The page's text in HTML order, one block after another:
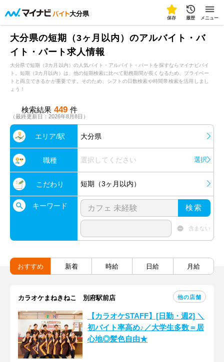
大分県
保存 履歴 メニュー
大分県の短期（3ヶ月以内）のアルバイト・バ
イト・パート求人情報
大分県で短期（3カ月以内）の人気バイト・アルバイト・パートを探すならマイナビバイ
ト。短期（3カ月以内）は、他の短期検索に比べて勤務期間が長くなるため、プライベー
トと両立できるかが重要です。そのため、シフトの日数検索や時間帯検索を活用しまし
ょう！
検索結果 449 件
（最終更新日：2026年8月8日）
エリア/駅 大分県
職種 選択してください 選択
こだわり 短期（3ヶ月以内）
キーワード 検索
含まない
おすすめ 新着 時給 日給 月給
カラオケまねきねこ 別府駅前店 他の店舗
【カラオケSTAFF】[日勤・週2] ＼
初バイト率高め♪／大学生多数＝居
心地◎髪色自由★